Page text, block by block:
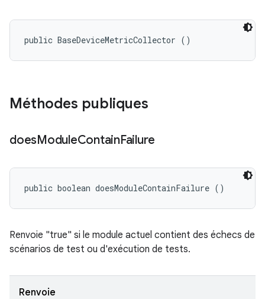
public BaseDeviceMetricCollector ()
Méthodes publiques
doesModuleContainFailure
public boolean doesModuleContainFailure ()
Renvoie "true" si le module actuel contient des échecs de
scénarios de test ou d'exécution de tests.
Renvoie